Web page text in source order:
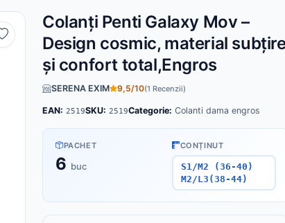
Colanți Penti Galaxy Mov –
Design cosmic, material
și confort total,Engros
SERENA EXIM 9,5/10(1 Recenzii)
EAN: 2519SKU: 2519Categorie: Colanti dama engros
PACHET
6 buc
CONȚINUT
S1/M2 (36-40)
M2/L3(38-44)